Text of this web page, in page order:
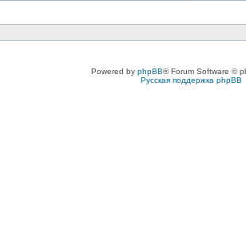
Powered by phpBB® Forum Software ©
Русская поддержка phpBB